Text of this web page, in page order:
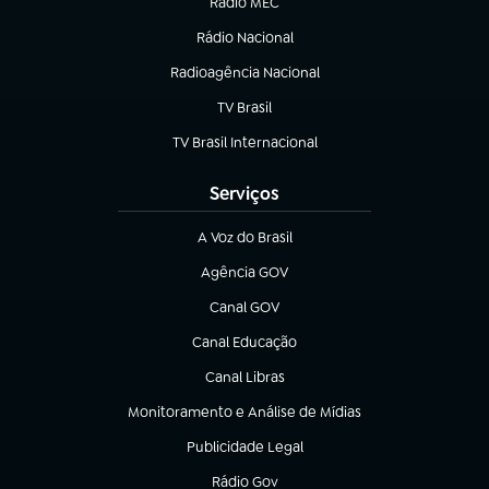
(abre em nova aba)
Rádio Nacional
Radioagência Nacional
(abre em nova aba)
TV Brasil
(abre em nova aba)
TV Brasil Internacional
(abre em nova aba)
Serviços
A Voz do Brasil
(abre em nova aba)
Agência GOV
(abre em nova aba)
Canal GOV
(abre em nova aba)
Canal Educação
(abre em nova aba)
Canal Libras
(abre em nova aba)
Monitoramento e Análise de Mídias
(abre em nova aba)
Publicidade Legal
(abre em nova aba)
Rádio Gov